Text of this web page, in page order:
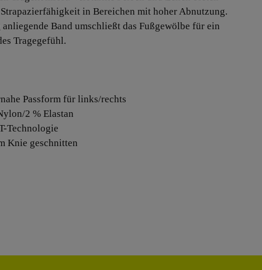
Strapazierfähigkeit in Bereichen mit hoher Abnutzung.
anliegende Band umschließt das Fußgewölbe für ein
Tragegefühl.
Passform für links/rechts
2 % Elastan
Technologie
Knie geschnitten